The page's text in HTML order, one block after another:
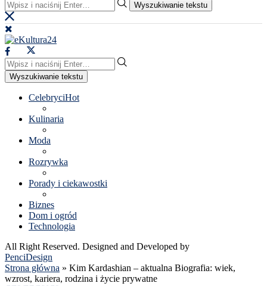
Wyszukiwanie tekstu
Wyszukiwanie tekstu
CelebryciHot
Kulinaria
Moda
Rozrywka
Porady i ciekawostki
Biznes
Dom i ogród
Technologia
All Right Reserved. Designed and Developed by
PenciDesign
Strona główna » Kim Kardashian – aktualna Biografia: wiek,
wzrost, kariera, rodzina i życie prywatne